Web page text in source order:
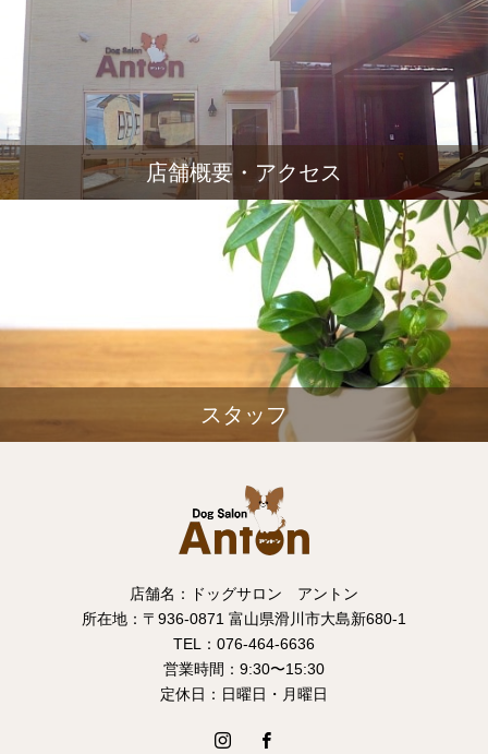
店舗概要・アクセス
スタッフ
店舗名：ドッグサロン アントン
所在地：〒936-0871 富山県滑川市大島新680-1
TEL：076-464-6636
営業時間：9:30〜15:30
定休日：日曜日・月曜日